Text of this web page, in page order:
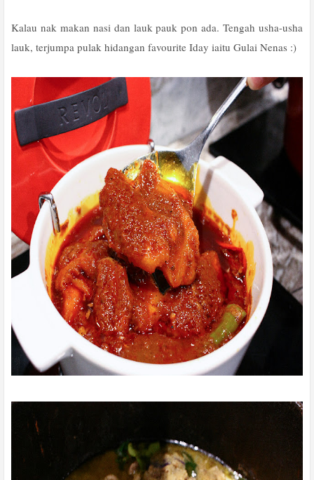
Kalau nak makan nasi dan lauk pauk pon ada. Tengah usha-usha
lauk, terjumpa pulak hidangan favourite Iday iaitu Gulai Nenas :)